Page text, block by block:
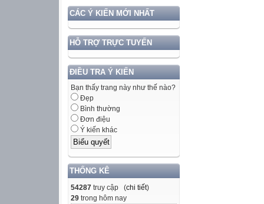
CÁC Ý KIẾN MỚI NHẤT
HỖ TRỢ TRỰC TUYẾN
ĐIỀU TRA Ý KIẾN
Bạn thấy trang này như thế nào?
Đẹp
Bình thường
Đơn điệu
Ý kiến khác
THỐNG KÊ
54287 truy cập (chi tiết)
29 trong hôm nay